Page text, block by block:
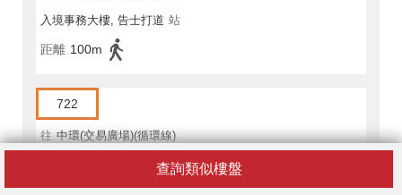
查詢類似樓盤
入境事務大樓, 告士打道 站
距離 100m
722
往 中環(交易廣場)(循環線)
入境事務大樓, 告士打道 站